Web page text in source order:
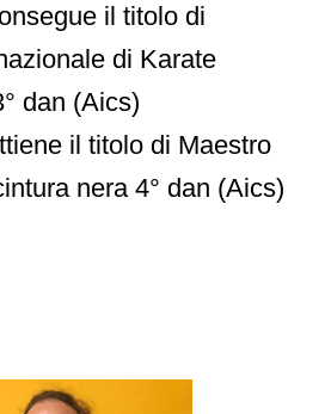
il titolo di
di Karate
dan (Aics)
il titolo di Maestro
nera 4° dan (Aics)